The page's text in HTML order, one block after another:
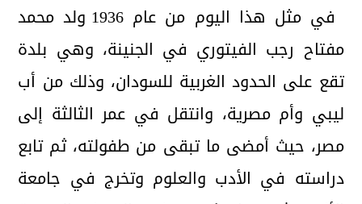
في مثل هذا اليوم من عام 1936 ولد محمد
مفتاح رجب الفيتوري في الجنينة، وهي بلدة
تقع على الحدود الغربية للسودان، وذلك من أب
ليبي وأم مصرية، وانتقل في عمر الثالثة إلى
مصر، حيث أمضى ما تبقى من طفولته، ثم تابع
دراسته في الأدب والعلوم وتخرج في جامعة